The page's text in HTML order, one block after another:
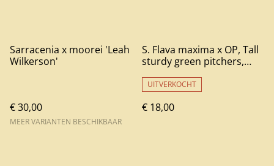
Sarracenia x moorei 'Leah
Wilkerson'
€ 30,00
MEER VARIANTEN BESCHIKBAAR
S. Flava maxima x OP, Tall
sturdy green pitchers,
UITVERKOCHT
€ 18,00